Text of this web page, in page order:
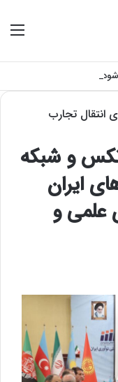
انتقال تجارب
و شبکه
ایران
علمی و